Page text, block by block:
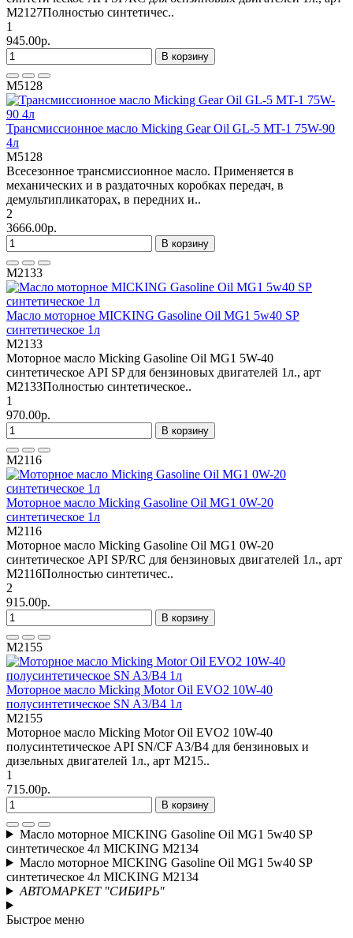
M2127Полностью синтетичес..
1
945.00р.
В корзину
M5128
Трансмиссионное масло Micking Gear Oil GL-5 MT-1 75W-90
4л
M5128
Всесезонное трансмиссионное масло. Применяется в
механических и в раздаточных коробках передач, в
демультипликаторах, в передних и..
2
3666.00р.
В корзину
M2133
Масло моторное MICKING Gasoline Oil MG1 5w40 SP
синтетическое 1л
M2133
Моторное масло Micking Gasoline Oil MG1 5W-40
синтетическое API SP для бензиновых двигателей 1л., арт
M2133Полностью синтетическое..
1
970.00р.
В корзину
M2116
Моторное масло Micking Gasoline Oil MG1 0W-20
синтетическое 1л
M2116
Моторное масло Micking Gasoline Oil MG1 0W-20
синтетическое API SP/RC для бензиновых двигателей 1л., арт
M2116Полностью синтетичес..
2
915.00р.
В корзину
M2155
Моторное масло Micking Motor Oil EVO2 10W-40
полусинтетическое SN A3/B4 1л
M2155
Моторное масло Micking Motor Oil EVO2 10W-40
полусинтетическое API SN/CF A3/B4 для бензиновых и
дизельных двигателей 1л., арт M215..
1
715.00р.
В корзину
Масло моторное MICKING Gasoline Oil MG1 5w40 SP
синтетическое 4л MICKING M2134
Масло моторное MICKING Gasoline Oil MG1 5w40 SP
синтетическое 4л MICKING M2134
АВТОМАРКЕТ "СИБИРЬ"
Быстрое меню